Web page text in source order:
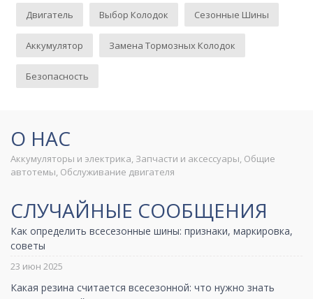
Двигатель Выбор Колодок Сезонные Шины
Аккумулятор Замена Тормозных Колодок
Безопасность
О НАС
Аккумуляторы и электрика, Запчасти и аксессуары, Общие
автотемы, Обслуживание двигателя
СЛУЧАЙНЫЕ СООБЩЕНИЯ
Как определить всесезонные шины: признаки, маркировка,
советы
23 июн 2025
Какая резина считается всесезонной: что нужно знать